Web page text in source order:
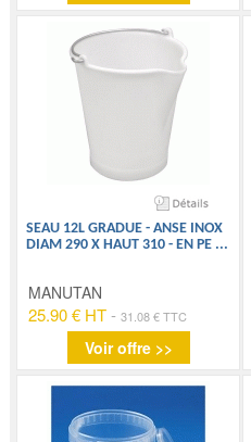
SEAU 12L GRADUE - ANSE INOX
DIAM 290 X HAUT 310 - EN PE ...
MANUTAN
25.90 € HT -31.08 € TTC
Voir offre >>